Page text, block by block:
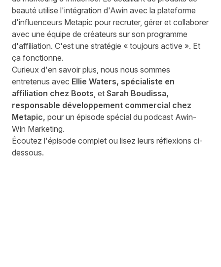
beauté utilise l'intégration d'Awin avec la plateforme
d'influenceurs Metapic pour recruter, gérer et collaborer
avec une équipe de créateurs sur son programme
d'affiliation. C'est une stratégie « toujours active ». Et
ça fonctionne.
Curieux d'en savoir plus, nous nous sommes
entretenus avec Ellie Waters, spécialiste en
affiliation chez Boots, et Sarah Boudissa,
responsable développement commercial chez
Metapic, pour un épisode spécial du podcast Awin-
Win Marketing.
Écoutez l'épisode complet ou lisez leurs réflexions ci-
dessous.